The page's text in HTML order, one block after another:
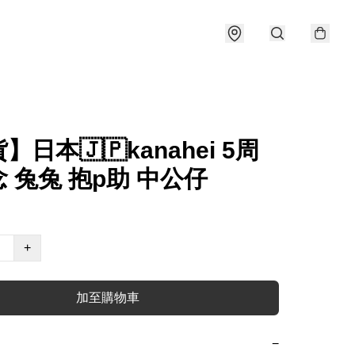
】日本🇯🇵kanahei 5周
兔兔 抱p助 中公仔
+
加至購物車
−